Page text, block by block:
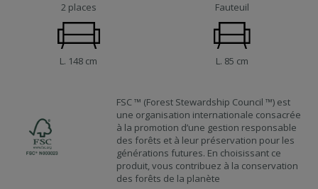
2 places
L. 148 cm
Fauteuil
L. 85 cm
FSC ™ (Forest Stewardship Council ™) est
une organisation internationale consacrée
à la promotion d’une gestion responsable
des forêts et à leur préservation pour les
générations futures. En choisissant ce
produit, vous contribuez à la conservation
des forêts de la planète